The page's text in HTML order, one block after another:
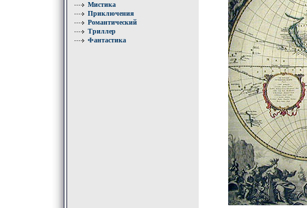
Мистика
Приключения
Романтический
Триллер
Фантастика